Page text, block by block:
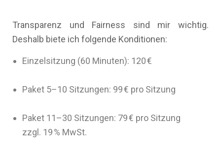
Transparenz und Fairness sind mir wichtig.
Deshalb biete ich folgende Konditionen:
Einzelsitzung (60 Minuten): 120 €
Paket 5–10 Sitzungen: 99 € pro Sitzung
Paket 11–30 Sitzungen: 79 € pro Sitzung
zzgl. 19 % MwSt.